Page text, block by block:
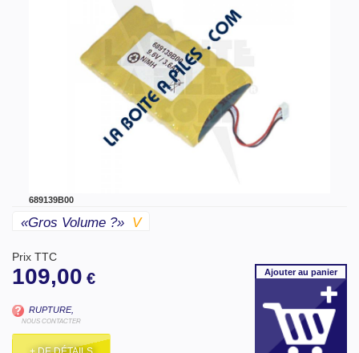
689139B00
«gros Volume ?» V
Prix TTC
109,00 €
RUPTURE,
NOUS CONTACTER
Ajouterau panier